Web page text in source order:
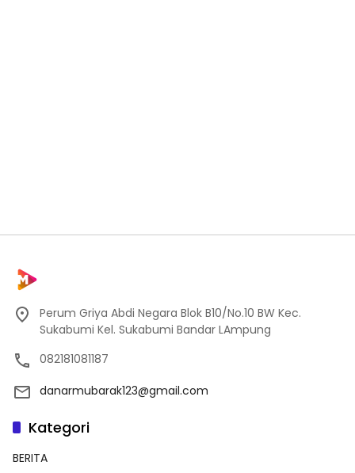
Perum Griya Abdi Negara Blok B10/No.10 BW Kec.
Sukabumi Kel. Sukabumi Bandar LAmpung
082181081187
danarmubarak123@gmail.com
Kategori
BERITA